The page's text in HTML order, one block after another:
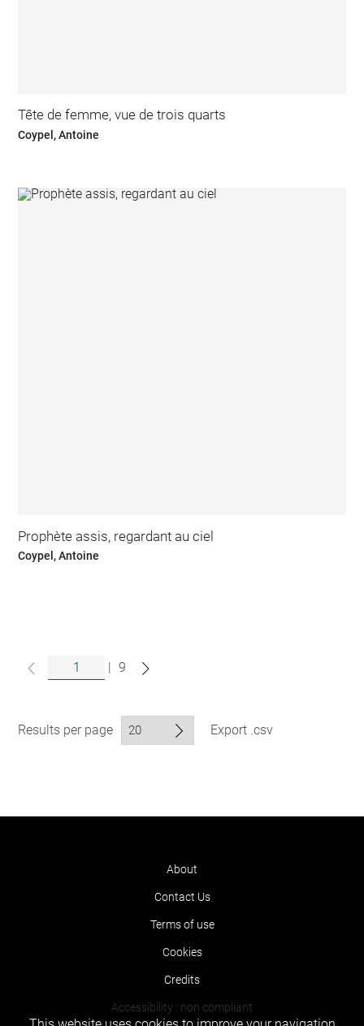
Tête de femme, vue de trois quarts
Coypel, Antoine
Prophète assis, regardant au ciel
Coypel, Antoine
9
Results per page Export .csv
About
Contact Us
Terms of use
Cookies
Credits
Accessibility : non compliant